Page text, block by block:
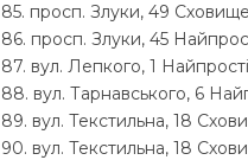
85. просп. Злуки, 49
86. просп. Злуки, 45
87. вул. Лепкого, 1
88. вул. Тарнавського, 6
89. вул. Текстильна, 18
90. вул. Текстильна, 18